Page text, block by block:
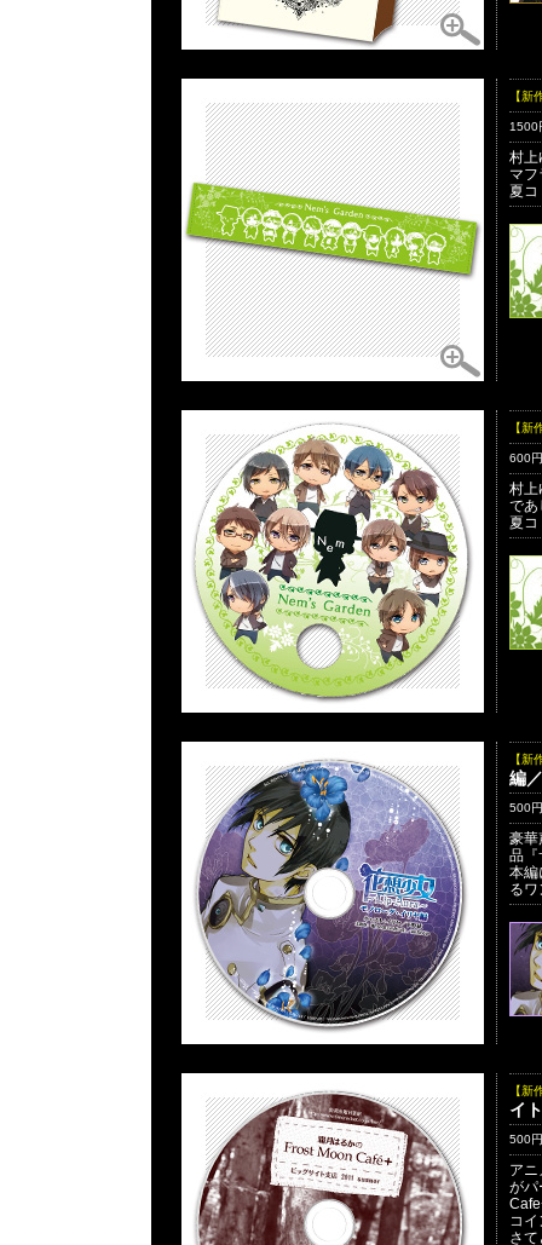
【新
1500
村上
マ
夏コ
【新
600
村上
であ
夏コ
【新
編
500
豪華
品『
本編
る
【新
イ
500
ア
がパ
コ
さ